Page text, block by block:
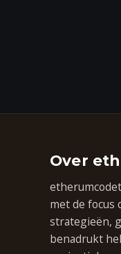
Over
met de focus
strategieën,
benadrukt